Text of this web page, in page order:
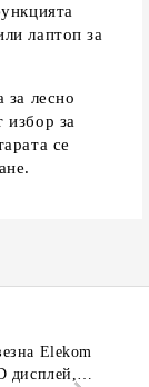
лаптоп за
за лесно
избор за
се
Elekom
дисплей,